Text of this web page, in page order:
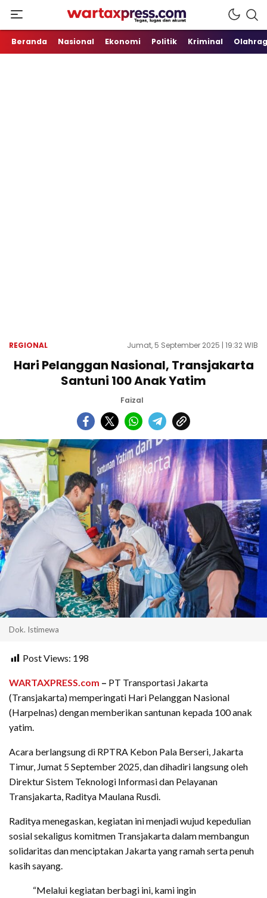
WartaXpress
Tegas, Lugas dan Akurat
Beranda Nasional Ekonomi Politik Kriminal
REGIONAL Jumat, 5 September 2025 | 19:32 WIB
Hari Pelanggan Nasional, Transjakarta
Santuni 100 Anak Yatim
Faizal
Dok. Istimewa
Post Views: 198
WARTAXPRESS.com – PT Transportasi Jakarta
(Transjakarta) memperingati Hari Pelanggan Nasional
(Harpelnas) dengan memberikan santunan kepada 100 anak
yatim.
Acara berlangsung di RPTRA Kebon Pala Berseri, Jakarta
Timur, Jumat 5 September 2025, dan dihadiri langsung oleh
Direktur Sistem Teknologi Informasi dan Pelayanan
Transjakarta, Raditya Maulana Rusdi.
Raditya menegaskan, kegiatan ini menjadi wujud kepedulian
sosial sekaligus komitmen Transjakarta dalam membangun
solidaritas dan menciptakan Jakarta yang ramah serta penuh
kasih sayang.
“Melalui kegiatan berbagi ini, kami ingin